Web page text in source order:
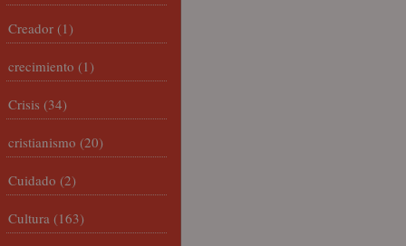
Creador (1)
crecimiento (1)
Crisis (34)
cristianismo (20)
Cuidado (2)
Cultura (163)